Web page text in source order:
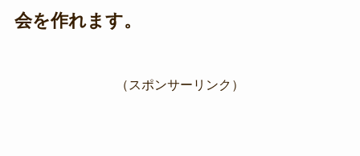
会を作れます。
（スポンサーリンク）